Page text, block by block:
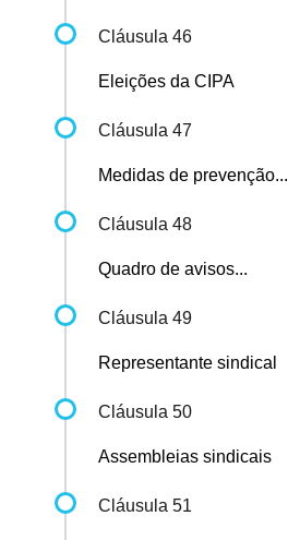
Cláusula 46
Eleições da CIPA
Cláusula 47
Medidas de prevenção...
Cláusula 48
Quadro de avisos...
Cláusula 49
Representante sindical
Cláusula 50
Assembleias sindicais
Cláusula 51